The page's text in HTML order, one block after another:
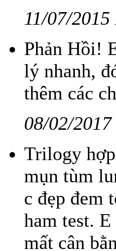
11/07/
Phản Hồi!
lý nhanh,
thêm các
08/02/
Trilogy
mụn tùm
c đẹp đem
ham test.
mất cân